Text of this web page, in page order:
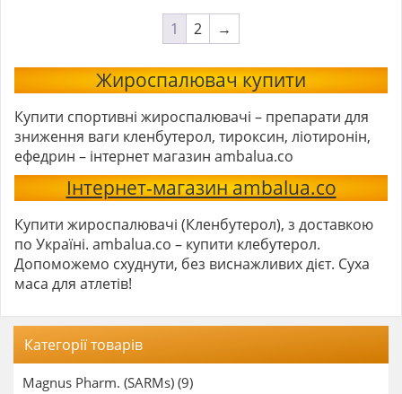
1 2 →
Жироспалювач купити
Купити спортивні жироспалювачі – препарати для
зниження ваги кленбутерол, тироксин, ліотиронін,
ефедрин – інтернет магазин ambalua.co
Інтернет-магазин ambalua.co
Купити жироспалювачі (Кленбутерол), з доставкою
по Україні. ambalua.co – купити клебутерол.
Допоможемо схуднути, без виснажливих дієт. Суха
маса для атлетів!
Категорії товарів
Magnus Pharm. (SARMs) (9)